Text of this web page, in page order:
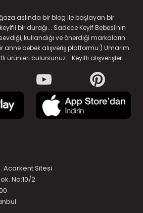
aslında bir blog ile başlayan bir
bir durağı... Sadece Keyif Bebesi'nin
kullandığı ve önerdiği markaların
anne bebek alışveriş platformu:) Umarım
ürünleri bulursunuz... Keyifli alışverişler...
Acarkent Sitesi
No:10/2